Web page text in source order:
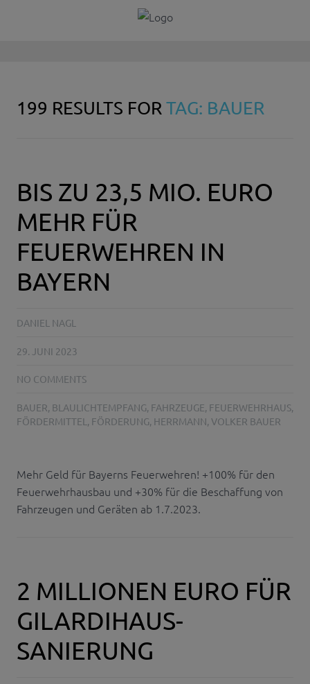
199 RESULTS FORTAG: BAUER
BIS ZU 23,5 MIO. EURO
MEHR FÜR
FEUERWEHREN IN
BAYERN
DANIEL NAGL
29. JUNI 2023
NO COMMENTS
BAUER, BLAULICHTEMPFANG, FAHRZEUGE, FEUERWEHRHAUS,
FÖRDERMITTEL , FÖRDERUNG, HERRMANN, VOLKER BAUER
Mehr Geld für Bayerns Feuerwehren! +100% für den
Feuerwehrhausbau und +30% für die Beschaffung von
Fahrzeugen und Geräten ab 1.7.2023.
2 MILLIONEN EURO FÜR
GILARDIHAUS-
SANIERUNG